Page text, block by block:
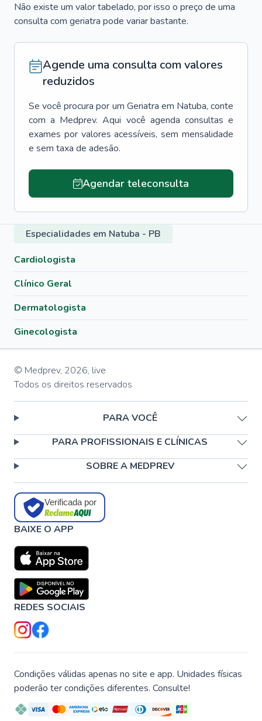
Não existe um valor tabelado, por isso o preço de uma
consulta com geriatra pode variar bastante.
Agende uma consulta com valores
reduzidos
Se você procura por um Geriatra em Natuba, conte
com a Medprev. Aqui você agenda consultas e
exames por valores acessíveis, sem mensalidade
e sem taxa de adesão.
Agendar teleconsulta
Especialidades em Natuba - PB
Cardiologista
Clínico Geral
Dermatologista
Ginecologista
© Medprev, 2026, live
Todos os direitos reservados
PARA VOCÊ
PARA PROFISSIONAIS E CLÍNICAS
SOBRE A MEDPREV
Verificada por
BAIXE O APP
REDES SOCIAIS
Condições válidas apenas no site e app. Unidades físicas
poderão ter condições diferentes. Consulte!